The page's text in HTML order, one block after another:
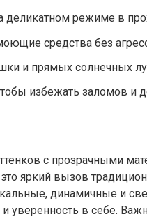
деликатном режиме в
средства без
и прямых солнечных
избежать заломов и
с прозрачными
яркий вызов
динамичные и
уверенность в себе.